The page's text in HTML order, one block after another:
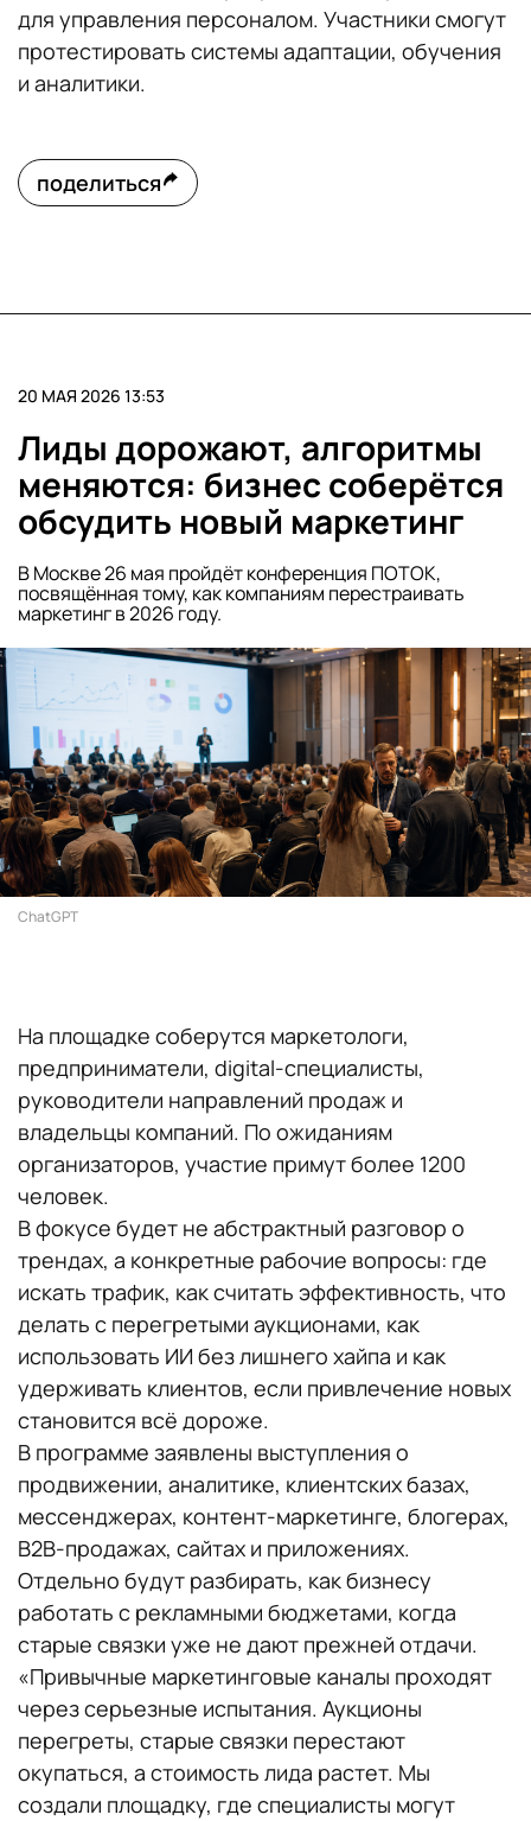
для управления персоналом. Участники смогут
протестировать системы адаптации, обучения
и аналитики.
поделиться
20 МАЯ 2026 13:53
Лиды дорожают, алгоритмы
меняются: бизнес соберётся
обсудить новый маркетинг
В Москве 26 мая пройдёт конференция ПОТОК,
посвящённая тому, как компаниям перестраивать
маркетинг в 2026 году.
ChatGPT
На площадке соберутся маркетологи,
предприниматели, digital-специалисты,
руководители направлений продаж и
владельцы компаний. По ожиданиям
организаторов, участие примут более 1200
человек.
В фокусе будет не абстрактный разговор о
трендах, а конкретные рабочие вопросы: где
искать трафик, как считать эффективность, что
делать с перегретыми аукционами, как
использовать ИИ без лишнего хайпа и как
удерживать клиентов, если привлечение новых
становится всё дороже.
В программе заявлены выступления о
продвижении, аналитике, клиентских базах,
мессенджерах, контент-маркетинге, блогерах,
B2B-продажах, сайтах и приложениях.
Отдельно будут разбирать, как бизнесу
работать с рекламными бюджетами, когда
старые связки уже не дают прежней отдачи.
«Привычные маркетинговые каналы проходят
через серьезные испытания. Аукционы
перегреты, старые связки перестают
окупаться, а стоимость лида растет. Мы
создали площадку, где специалисты могут